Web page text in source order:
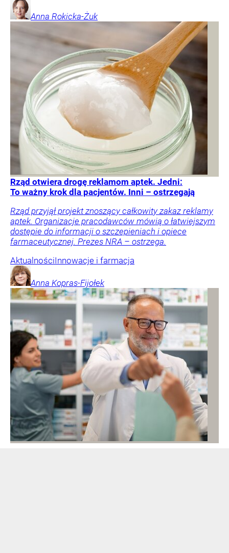
Anna Rokicka-Żuk
Rząd otwiera drogę reklamom aptek. Jedni:
To ważny krok dla pacjentów. Inni – ostrzegają
Rząd przyjął projekt znoszący całkowity zakaz reklamy
aptek. Organizacje pracodawców mówią o łatwiejszym
dostępie do informacji o szczepieniach i opiece
farmaceutycznej. Prezes NRA – ostrzega.
AktualnościInnowacje i farmacja
Anna Kopras-Fijołek